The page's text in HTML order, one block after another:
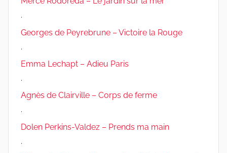
.
Georges de Peyrebrune – Victoire la Rouge
.
Emma Lechapt – Adieu Paris
.
Agnès de Clairville – Corps de ferme
.
Dolen Perkins-Valdez – Prends ma main
.